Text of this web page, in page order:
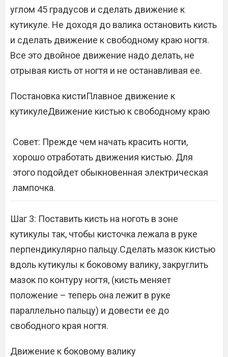
углом 45 градусов и сделать движение к
кутикуле. Не доходя до валика остановить кисть
и сделать движение к свободному краю ногтя.
Все это двойное движение надо делать, не
отрывая кисть от ногтя и не останавливая ее.
Постановка кистиПлавное движение к
кутикулеДвижение кистью к свободному краю
Совет: Прежде чем начать красить ногти,
хорошо отработать движения кистью. Для
этого подойдет обыкновенная электрическая
лампочка.
Шаг 3: Поставить кисть на ноготь в зоне
кутикулы так, чтобы кисточка лежала в руке
перпендикулярно пальцу.Сделать мазок кистью
вдоль кутикулы к боковому валику, закруглить
мазок по контуру ногтя, (кисть меняет
положение – теперь она лежит в руке
параллельно пальцу) и довести ее до
свободного края ногтя.
Движение к боковому валику